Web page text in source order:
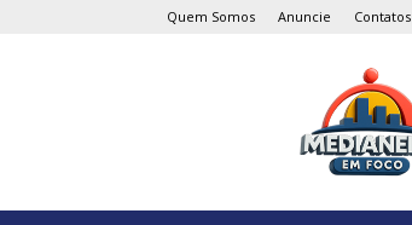
Quem Somos Anuncie Contatos